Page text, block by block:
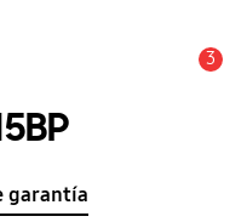
3
garantía